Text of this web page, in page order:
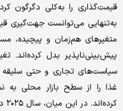
قیمت‌‌گذاری را به‌‌کلی دگرگون
به‌‌تنهایی می‌توانست جهت‌‌گیری
متغیرهای هم‌‌زمان و پیچیده،
پیش‌‌بینی‌‌ناپذیر بدل کرده‌‌اند.
سیاست‌های تجاری و حتی سلیقه
غذا را از سطح بازار محلی